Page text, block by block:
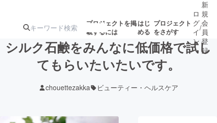
プロジェクトを掲
載するには
はじ
める
プロジェクト
をさがす
ターン
ジェクト
ロジェクト
されます
ロ
グ
イ
ン
/
新
規
会
員
登
録
シルク石鹸をみんなに低価格で試し
てもらいたいたいです。
chouettezakka ビューティー・ヘルスケア